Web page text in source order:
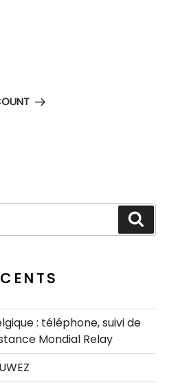
: téléphone, suivi de
Mondial Relay